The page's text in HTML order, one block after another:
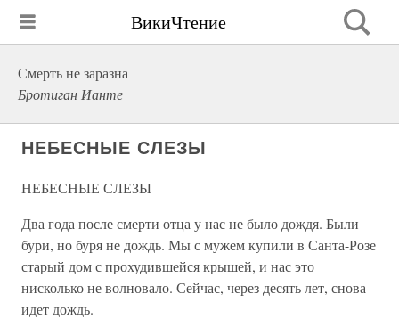
ВикиЧтение
Смерть не заразна
Бротиган Ианте
НЕБЕСНЫЕ СЛЕЗЫ
НЕБЕСНЫЕ СЛЕЗЫ
Два года после смерти отца у нас не было дождя. Были
бури, но буря не дождь. Мы с мужем купили в Санта-Розе
старый дом с прохудившейся крышей, и нас это
нисколько не волновало. Сейчас, через десять лет, снова
идет дождь.